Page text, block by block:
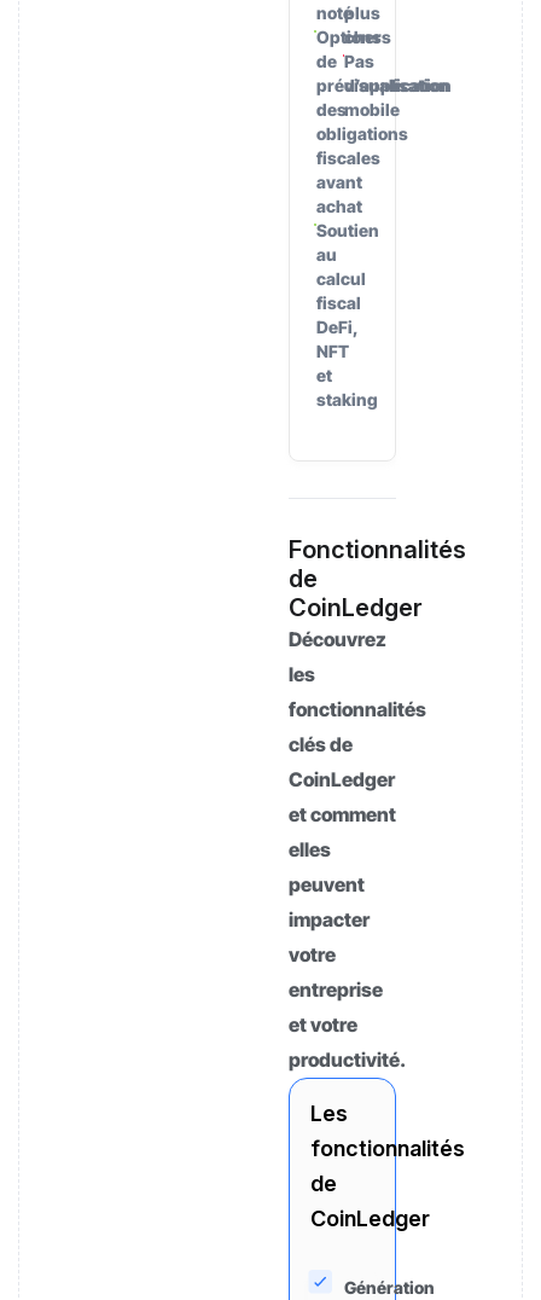
noté
Options
de
prévisualisation
des
obligations
fiscales
avant
achat
Soutien
au
calcul
fiscal
DeFi,
NFT
et
staking
plus
chers
Pas
d’application
mobile
Fonctionnalités
de
CoinLedger
Découvrez
les
fonctionnalités
clés de
CoinLedger
et comment
elles
peuvent
impacter
votre
entreprise
et votre
productivité.
Les
fonctionnalités
de
CoinLedger
Génération